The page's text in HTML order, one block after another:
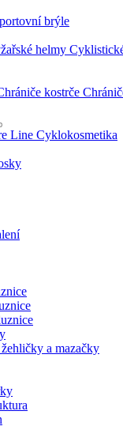
brýle
helmy
kostrče
Line Cyklokosmetika
a mazačky